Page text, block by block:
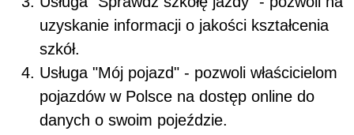
uzyskanie informacji o jakości kształcenia
szkół.
Usługa "Mój pojazd" - pozwoli właścicielom
pojazdów w Polsce na dostęp online do
danych o swoim pojeździe.